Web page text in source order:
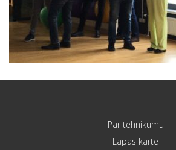
Par tehnikumu
Lapas karte